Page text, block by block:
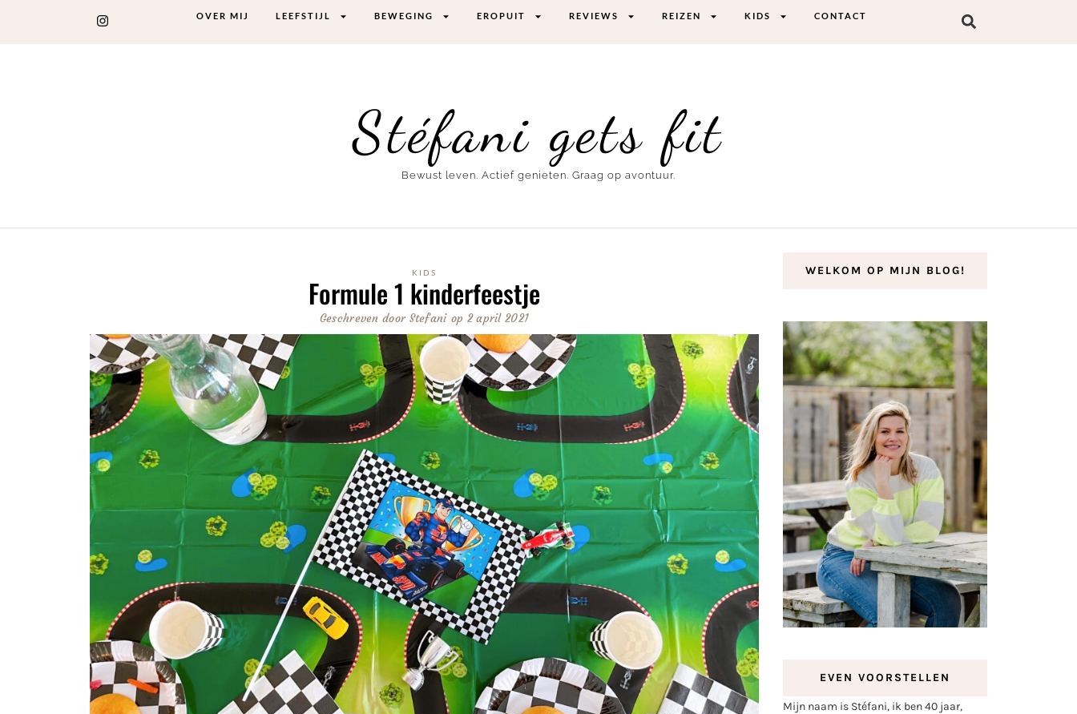
OVER MIJ LEEFSTIJL BEWEGING EROPUIT REVIEWS REIZEN KIDS CONTACT
Stéfani gets fit
Bewust leven. Actief genieten. Graag op avontuur.
KIDS
Formule 1 kinderfeestje
Geschreven doorStefani op 2 april 2021
WELKOM OP MIJN BLOG!
EVEN VOORSTELLEN
Mijn naam is Stéfani, ik ben 40 jaar,